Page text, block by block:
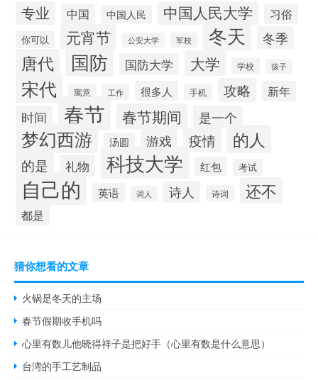
专业 中国 中国人民 中国人民大学 习俗
你可以 元宵节 公安大学 军校 冬天 冬季
唐代 国防 国防大学 大学 学校 孩子
宋代 寓意 工作 很多人 手机 攻略 新年
时间 春节 春节期间 是一个
梦幻西游 汤圆 游戏 疫情 的人
的是 礼物 科技大学 红包 考试
自己的 英语 词人 诗人 诗词 还不
都是
猜你想看的文章
火锅是冬天的主场
春节假期收手机吗
心里有数儿他晓得祥子是把好手（心里有数是什么意思）
台湾的手工艺制品